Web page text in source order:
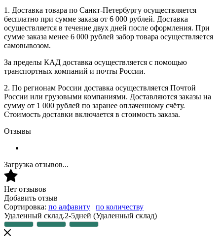
1. Доставка товара по Санкт-Петербургу осуществляется
бесплатно при сумме заказа от 6 000 рублей. Доставка
осуществляется в течение двух дней после оформления. При
сумме заказа менее 6 000 рублей забор товара осуществляется
самовывозом.
За пределы КАД доставка осуществляется с помощью
транспортных компаний и почты России.
2. По регионам России доставка осуществляется Почтой
России или грузовыми компаниями. Доставляются заказы на
сумму от 1 000 рублей по заранее оплаченному счёту.
Стоимость доставки включается в стоимость заказа.
Отзывы
Загрузка отзывов...
Нет отзывов
Добавить отзыв
Сортировка: по алфавиту | по количеству
Удаленный склад.2-5дней (Удаленный склад)